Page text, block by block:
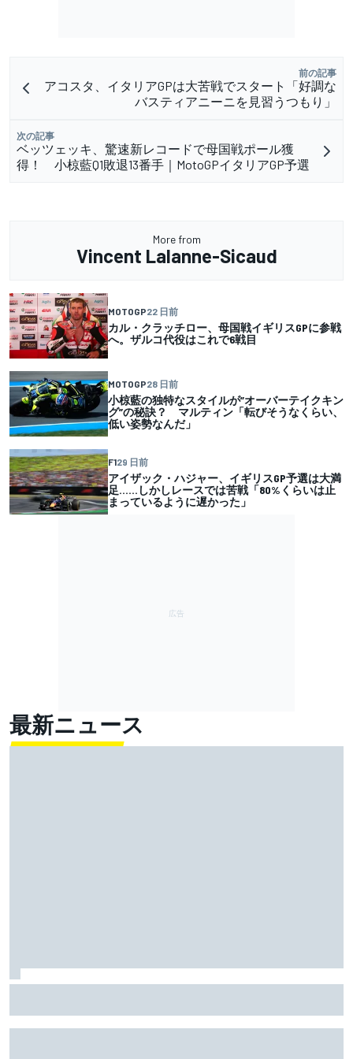
前の記事
アコスタ、イタリアGPは大苦戦でスタート「好調な
バスティアニーニを見習うつもり」
次の記事
ベッツェッキ、驚速新レコードで母国戦ポール獲
得！ 小椋藍Q1敗退13番手｜MotoGPイタリアGP予選
More from
Vincent Lalanne-Sicaud
MOTOGP22 日前
カル・クラッチロー、母国戦イギリスGPに参戦
へ。ザルコ代役はこれで6戦目
MOTOGP28 日前
小椋藍の独特なスタイルが”オーバーテイクキン
グ”の秘訣？ マルティン「転びそうなくらい、
低い姿勢なんだ」
F129 日前
アイザック・ハジャー、イギリスGP予選は大満
足……しかしレースでは苦戦「80%くらいは止
まっているように遅かった」
最新ニュース
のレースは面白い」と主張